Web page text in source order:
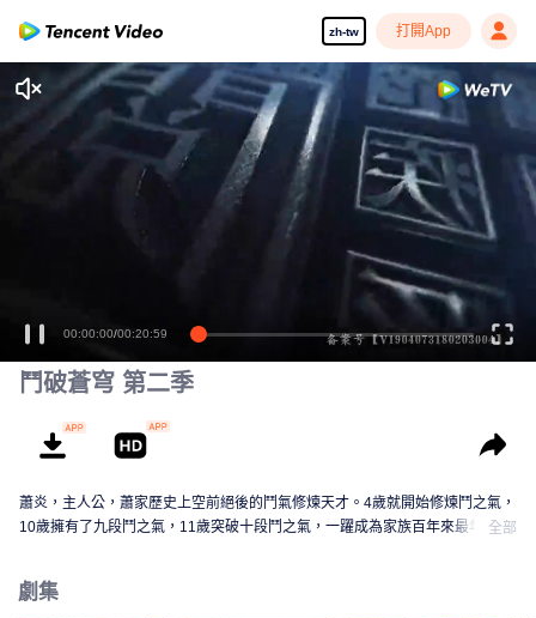
zh-tw 打開App
00:00:00/00:20:59
鬥破蒼穹 第二季
蕭炎，主人公，蕭家歷史上空前絕後的鬥氣修煉天才。4歲就開始修煉鬥之氣，
10歲擁有了九段鬥之氣，11歲突破十段鬥之氣，一躍成為家族百年來最年輕的
即將絕望的時候，一縷幽魂從他手上的戒指裡浮現，一扇全新的大門在面前開
全部
劇集